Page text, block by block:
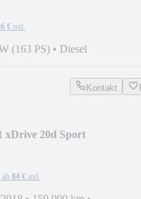
€ mtl.
(163 PS) • Diesel
Kontakt
xDrive 20d Sport
ab 84 € mtl.